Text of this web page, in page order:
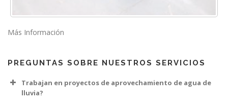
Más Información
PREGUNTAS SOBRE NUESTROS SERVICIOS
Trabajan en proyectos de aprovechamiento de agua de
lluvia?